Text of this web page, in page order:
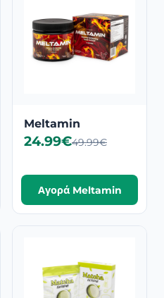
Meltamin
24.99€49.99€
Αγορά Meltamin